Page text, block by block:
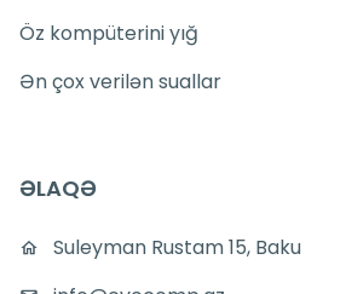
Öz kompüterini yığ
Ən çox verilən suallar
ƏLAQƏ
Suleyman Rustam 15, Baku